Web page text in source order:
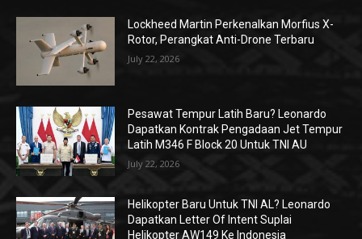
Lockheed Martin Perkenalkan Morfius X-
Rotor, Perangkat Anti-Drone Terbaru
July 22, 2026
Pesawat Tempur Latih Baru? Leonardo
Dapatkan Kontrak Pengadaan Jet Tempur
Latih M346 F Block 20 Untuk TNI AU
July 22, 2026
Helikopter Baru Untuk TNI AL? Leonardo
Dapatkan Letter Of Intent Suplai
Helikopter AW149 Ke Indonesia